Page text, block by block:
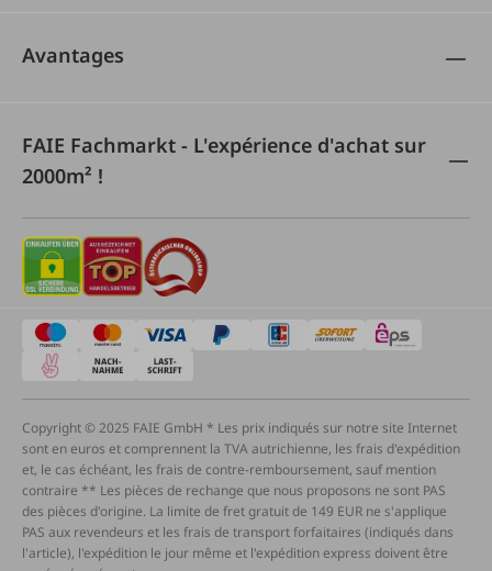
Avantages
FAIE Fachmarkt - L'expérience d'achat sur
2000m² !
Copyright © 2025 FAIE GmbH * Les prix indiqués sur notre site Internet
sont en euros et comprennent la TVA autrichienne, les frais d'expédition
et, le cas échéant, les frais de contre-remboursement, sauf mention
contraire ** Les pièces de rechange que nous proposons ne sont PAS
des pièces d'origine. La limite de fret gratuit de 149 EUR ne s'applique
PAS aux revendeurs et les frais de transport forfaitaires (indiqués dans
l'article), l'expédition le jour même et l'expédition express doivent être